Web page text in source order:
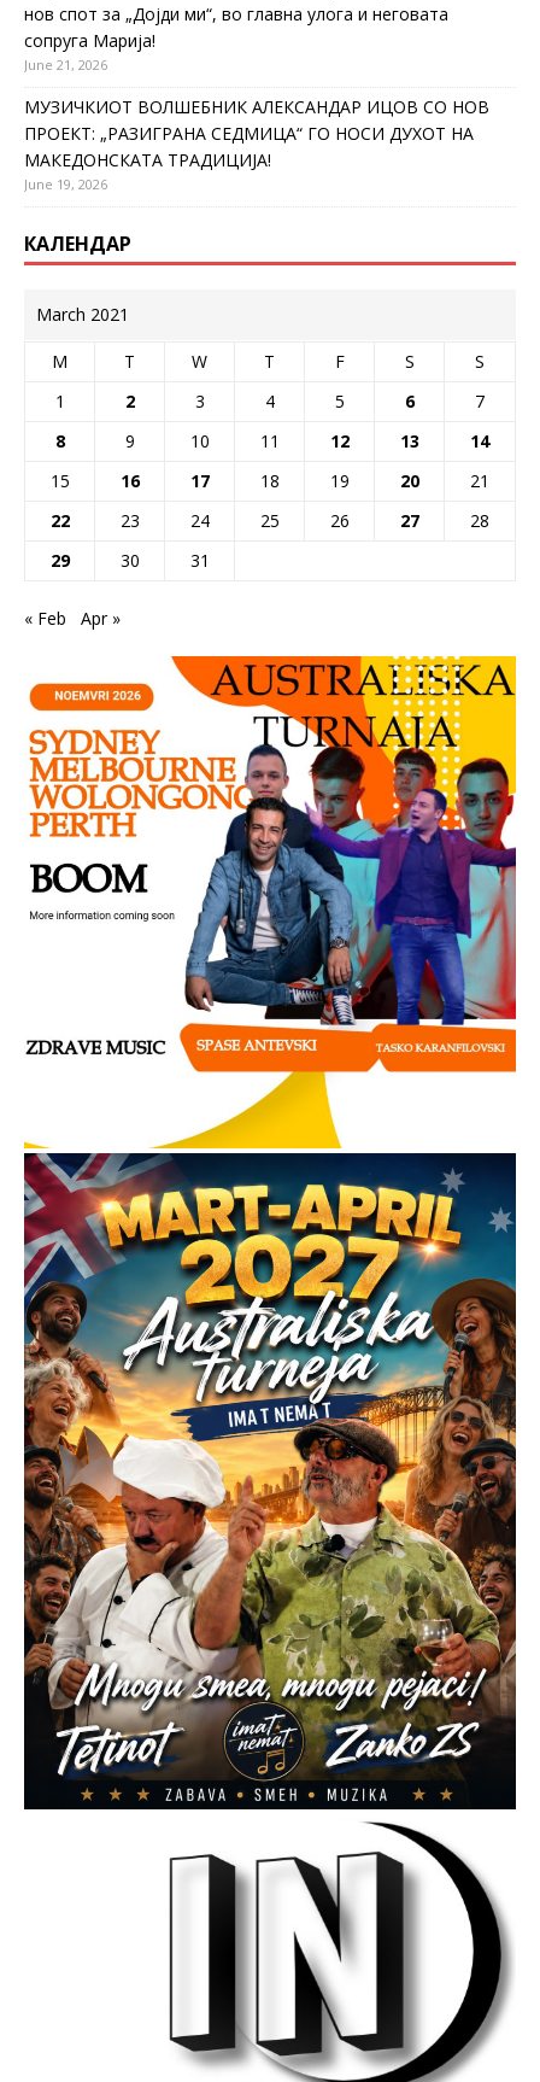
нов спот за „Дојди ми“, во главна улога и неговата
сопруга Марија!
June 21, 2026
МУЗИЧКИОТ ВОЛШЕБНИК АЛЕКСАНДАР ИЦОВ СО НОВ
ПРОЕКТ: „РАЗИГРАНА СЕДМИЦА“ ГО НОСИ ДУХОТ НА
МАКЕДОНСКАТА ТРАДИЦИЈА!
June 19, 2026
КАЛЕНДАР
March 2021
M T W T F S
S
1
2 3 4 5 6
7
8
9 10 11 12 13
14
15
16 17 18 19 20
21
22
23 24 25 26 27
28
29
30 31
« Feb Apr »